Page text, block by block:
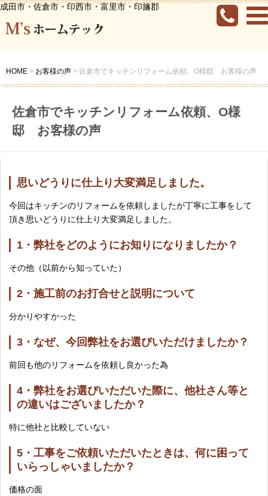
成田市・佐倉市・印西市・富里市・印旛郡
HOME > お客様の声 > 佐倉市でキッチンリフォーム依頼、O様邸 お客様の声
佐倉市でキッチンリフォーム依頼、O様
邸 お客様の声
思いどうりに仕上り大変満足しました。
今回はキッチンのリフォームを依頼しましたが丁寧に工事をして
頂き思いどうりに仕上り大変満足しました。
1・弊社をどのようにお知りになりましたか？
その他（以前から知っていた）
2・施工前のお打合せと説明について
分かりやすかった
3・なぜ、今回弊社をお選びいただけましたか？
前回も他のリフォームを依頼し良かった為
4・弊社をお選びいただいた際に、他社さん等と
の違いはございましたか？
特に他社と比較していない
5・工事をご依頼いただいたときは、何に困って
いらっしゃいましたか？
価格の面